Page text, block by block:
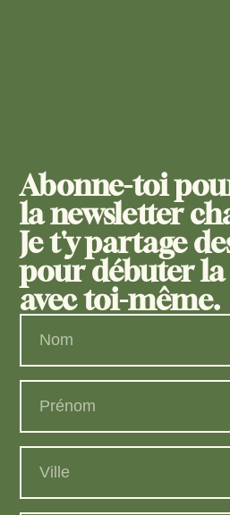
Abonne-toi
la newsletter
Je t'y partage
pour débuter la
avec toi-même.